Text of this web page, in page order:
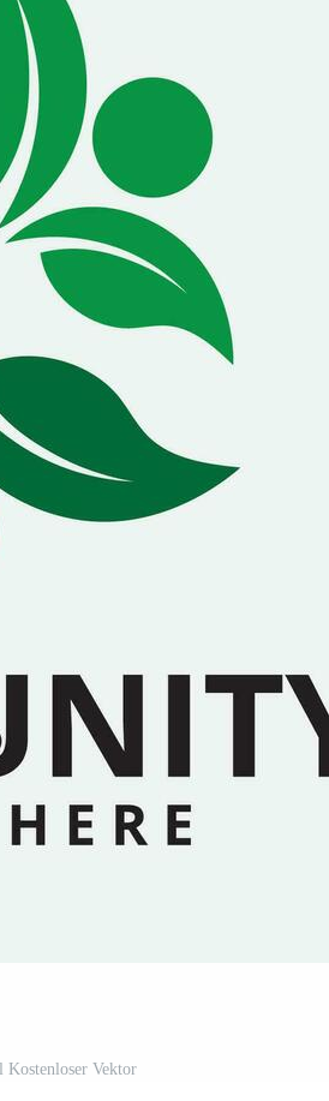
Kostenloser Vektor